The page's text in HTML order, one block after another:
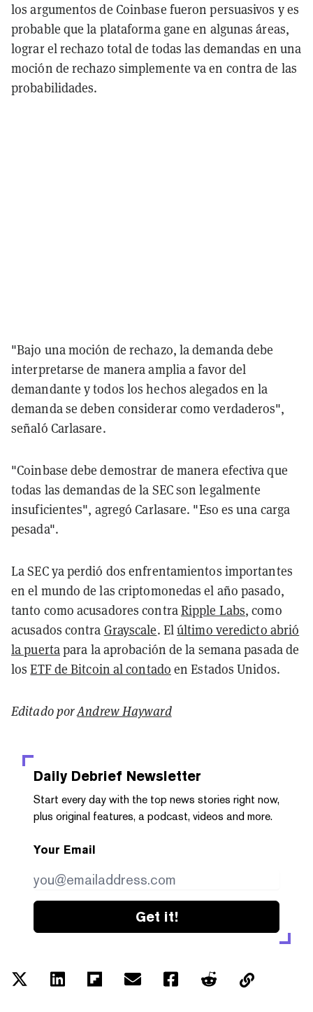
los argumentos de Coinbase fueron persuasivos y es
probable que la plataforma gane en algunas áreas,
lograr el rechazo total de todas las demandas en una
moción de rechazo simplemente va en contra de las
probabilidades.
"Bajo una moción de rechazo, la demanda debe
interpretarse de manera amplia a favor del
demandante y todos los hechos alegados en la
demanda se deben considerar como verdaderos",
señaló Carlasare.
"Coinbase debe demostrar de manera efectiva que
todas las demandas de la SEC son legalmente
insuficientes", agregó Carlasare. "Eso es una carga
pesada".
La SEC ya perdió dos enfrentamientos importantes
en el mundo de las criptomonedas el año pasado,
tanto como acusadores contraRipple Labs, como
acusados contra Grayscale. Elúltimo veredicto abrió
la puertapara la aprobación de la semana pasada de
losETF de Bitcoin al contado en Estados Unidos.
Editado porAndrew Hayward
Daily Debrief Newsletter
Start every day with the top news stories right now,
plus original features, a podcast, videos and more.
Your Email
Get it!